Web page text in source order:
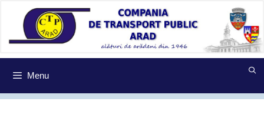
conținut
Menu